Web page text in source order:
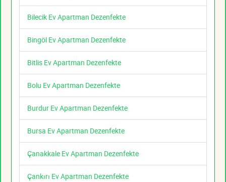
Bilecik Ev Apartman Dezenfekte
Bingöl Ev Apartman Dezenfekte
Bitlis Ev Apartman Dezenfekte
Bolu Ev Apartman Dezenfekte
Burdur Ev Apartman Dezenfekte
Bursa Ev Apartman Dezenfekte
Çanakkale Ev Apartman Dezenfekte
Çankırı Ev Apartman Dezenfekte